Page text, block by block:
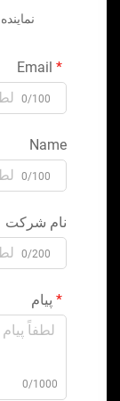
0/100
Name
0/100
نام شرکت
0/200
پیام
0/1000